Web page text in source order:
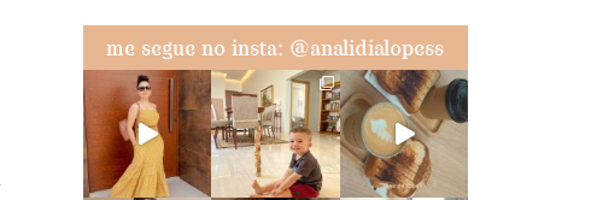
me segue no insta: @analidialopess